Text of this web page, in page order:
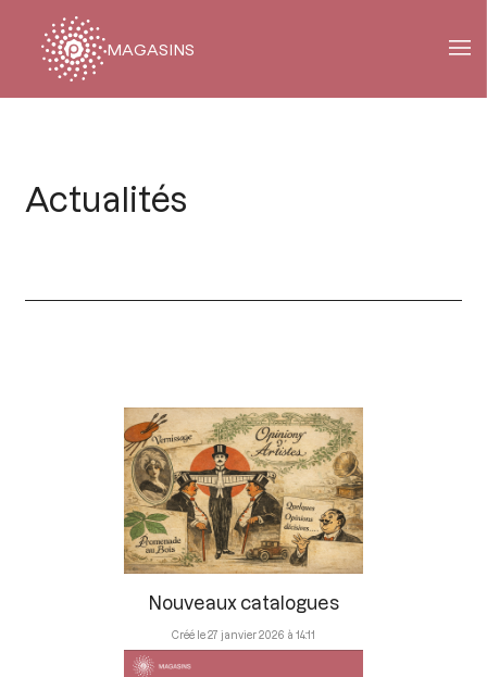
MAGASINS
Actualités
Nouveaux catalogues
27 janvier 2026 à 14:11